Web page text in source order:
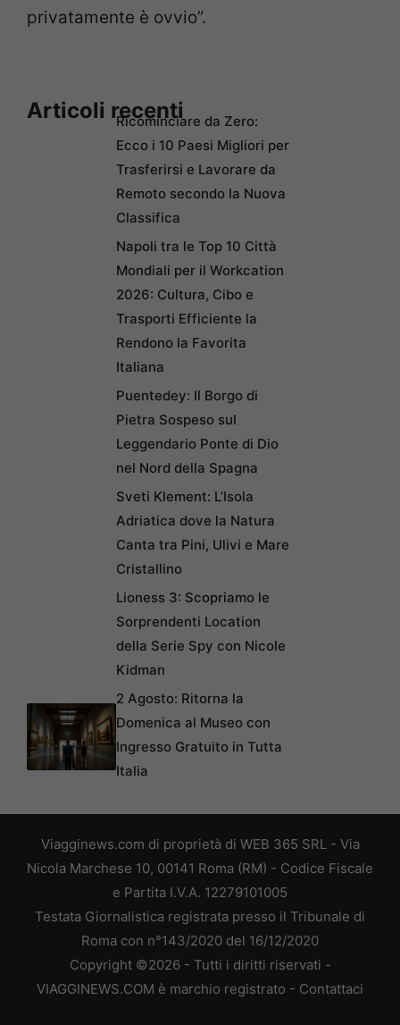
privatamente è ovvio”.
Articoli recentiRicominciare da Zero:
Ecco i 10 Paesi Migliori per
Trasferirsi e Lavorare da
Remoto secondo la Nuova
Classifica
Napoli tra le Top 10 Città
Mondiali per il Workcation
2026: Cultura, Cibo e
Trasporti Efficiente la
Rendono la Favorita
Italiana
Puentedey: Il Borgo di
Pietra Sospeso sul
Leggendario Ponte di Dio
nel Nord della Spagna
Sveti Klement: L’Isola
Adriatica dove la Natura
Canta tra Pini, Ulivi e Mare
Cristallino
Lioness 3: Scopriamo le
Sorprendenti Location
della Serie Spy con Nicole
Kidman
2 Agosto: Ritorna la
Domenica al Museo con
Ingresso Gratuito in Tutta
Italia
Viagginews.com di proprietà di WEB 365 SRL - Via
Nicola Marchese 10, 00141 Roma (RM) - Codice Fiscale
e Partita I.V.A. 12279101005
Testata Giornalistica registrata presso il Tribunale di
Roma con n°143/2020 del 16/12/2020
Copyright ©2026 - Tutti i diritti riservati -
VIAGGINEWS.COM è marchio registrato - Contattaci